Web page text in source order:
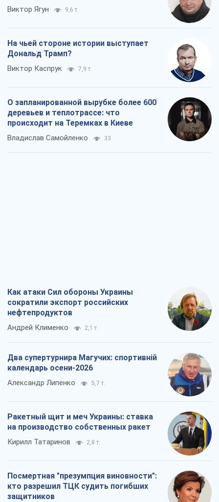
Виктор Ягун 9,6 т.
На чьей стороне истории выступает
Дональд Трамп?
Виктор Каспрук 7,9 т.
О запланированной вырубке более 600
деревьев и теплотрассе: что
происходит на Теремках в Киеве
Владислав Самойленко 33
Как атаки Сил обороны Украины
сократили экспорт российских
нефтепродуктов
Андрей Клименко 2,1 т.
Два супертурнира Магучих: спортивній
календарь осени-2026
Александр Липенко 5,7 т.
Ракетный щит и меч Украины: ставка
на производство собственных ракет
Кирилл Татаринов 2,8 т.
Посмертная "презумпция виновности":
кто разрешил ТЦК судить погибших
защитников